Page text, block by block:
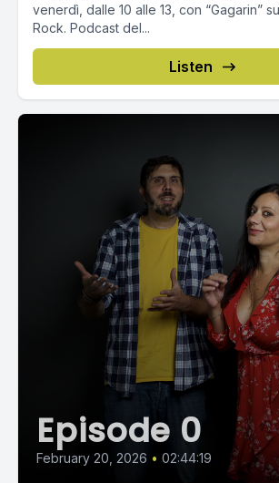
venerdì, dalle 10 alle 13, con “Gagarin”
Rock. Podcast del...
Listen
Episode 0
February 20, 2026 • 02:44:19